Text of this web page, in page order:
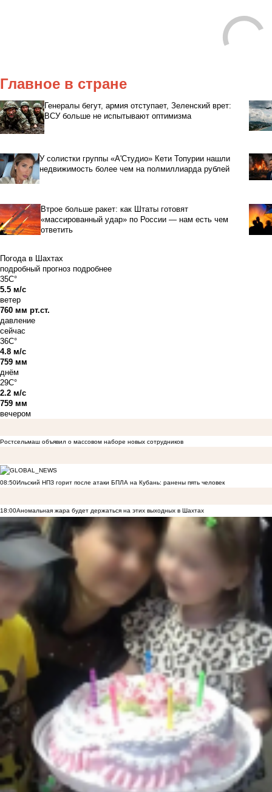
Главное в стране
Генералы бегут, армия отступает, Зеленский врет:
ВСУ больше не испытывают оптимизма
У солистки группы «А'Студио» Кети Топурии нашли
недвижимость более чем на полмиллиарда рублей
Втрое больше ракет: как Штаты готовят
«массированный удар» по России — нам есть чем
ответить
Погода в Шахтах
подробный прогноз подробнее
35C°
5.5 м/с
ветер
760 мм рт.ст.
давление
сейчас
36C°
4.8 м/с
759 мм
днём
29C°
2.2 м/с
759 мм
вечером
Ростсельмаш объявил о массовом наборе новых сотрудников
08:50Ильский НПЗ горит после атаки БПЛА на Кубань: ранены пять человек
18:00Аномальная жара будет держаться на этих выходных в Шахтах